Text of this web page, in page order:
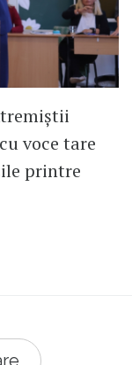
voce tare
printre